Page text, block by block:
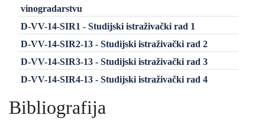
vinogradarstvu
D-VV-14-SIR1 - Studijski istraživački rad 1
D-VV-14-SIR2-13 - Studijski istraživački rad 2
D-VV-14-SIR3-13 - Studijski istraživački rad 3
D-VV-14-SIR4-13 - Studijski istraživački rad 4
Bibliografija